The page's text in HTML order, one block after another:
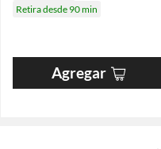
Retira desde 90 min
Agregar